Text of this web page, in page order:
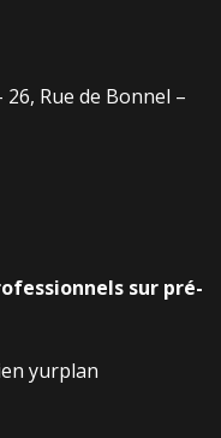
Rue de Bonnel –
sur pré-
yurplan